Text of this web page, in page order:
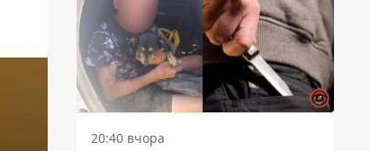
20:40 вчора